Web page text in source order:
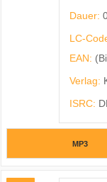
Dauer:
LC-
EAN:
Verlag:
ISRC:
MP3